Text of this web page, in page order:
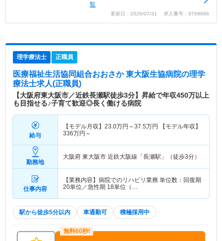
覧
更新日：2026/07/31 求人番号：9768666
理学療法士 正職員
医療福祉生活協同組合おおさか 東大阪生協病院の理学
療法士求人(正職員)
【大阪府東大阪市／近鉄長瀬駅徒歩3分】昇給で年収450万以上
も目指せる♪子育て歓迎◎長く働ける病院
給与
【モデル月収】 23.0万円～37.5万円 【モデル年収】
336万円～
勤務地
大阪府 東大阪市 近鉄大阪線「長瀬駅」（徒歩3分）
仕事内容
【業務内容】病院でのリハビリ業務 単位数：回復期
20単位／急性期 18単位（…
駅から徒歩5分以内 車通勤可 積極採用中